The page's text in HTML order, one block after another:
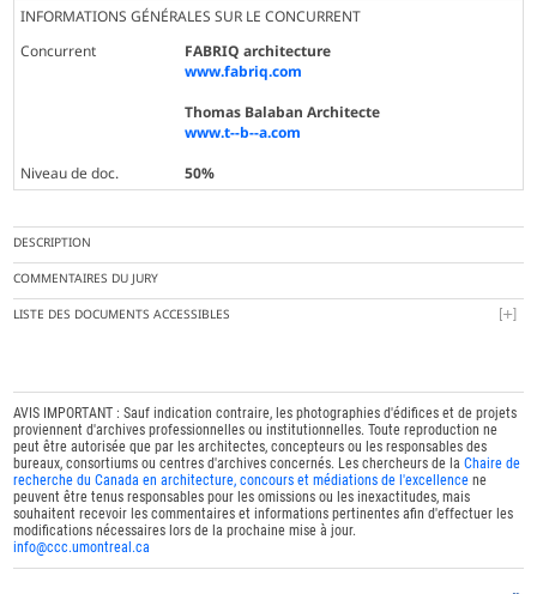
INFORMATIONS GÉNÉRALES SUR LE CONCURRENT
Concurrent
FABRIQ architecture
www.fabriq.com
Thomas Balaban Architecte
www.t--b--a.com
Niveau de doc.
50%
DESCRIPTION
COMMENTAIRES DU JURY
LISTE DES DOCUMENTS ACCESSIBLES
AVIS IMPORTANT : Sauf indication contraire, les photographies d'édifices et de projets
proviennent d'archives professionnelles ou institutionnelles. Toute reproduction ne
peut être autorisée que par les architectes, concepteurs ou les responsables des
bureaux, consortiums ou centres d'archives concernés. Les chercheurs de laChaire de
recherche du Canada en architecture, concours et médiations de l'excellence ne
peuvent être tenus responsables pour les omissions ou les inexactitudes, mais
souhaitent recevoir les commentaires et informations pertinentes afin d'effectuer les
modifications nécessaires lors de la prochaine mise à jour.
info@ccc.umontreal.ca